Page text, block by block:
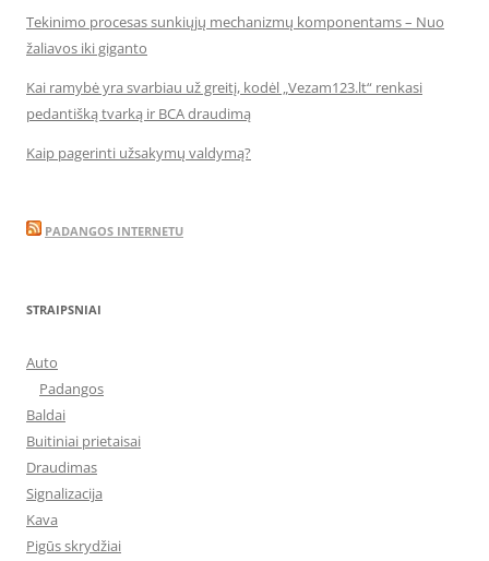
Tekinimo procesas sunkiųjų mechanizmų komponentams – Nuo
žaliavos iki giganto
Kai ramybė yra svarbiau už greitį, kodėl „Vezam123.lt“ renkasi
pedantišką tvarką ir BCA draudimą
Kaip pagerinti užsakymų valdymą?
PADANGOS INTERNETU
STRAIPSNIAI
Auto
Padangos
Baldai
Buitiniai prietaisai
Draudimas
Signalizacija
Kava
Pigūs skrydžiai